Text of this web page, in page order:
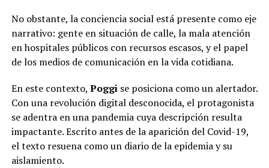
No obstante, la conciencia social está presente como eje
narrativo: gente en situación de calle, la mala atención
en hospitales públicos con recursos escasos, y el papel
de los medios de comunicación en la vida cotidiana.
En este contexto, Poggi se posiciona como un alertador.
Con una revolución digital desconocida, el protagonista
se adentra en una pandemia cuya descripción resulta
impactante. Escrito antes de la aparición del Covid-19,
el texto resuena como un diario de la epidemia y su
aislamiento.